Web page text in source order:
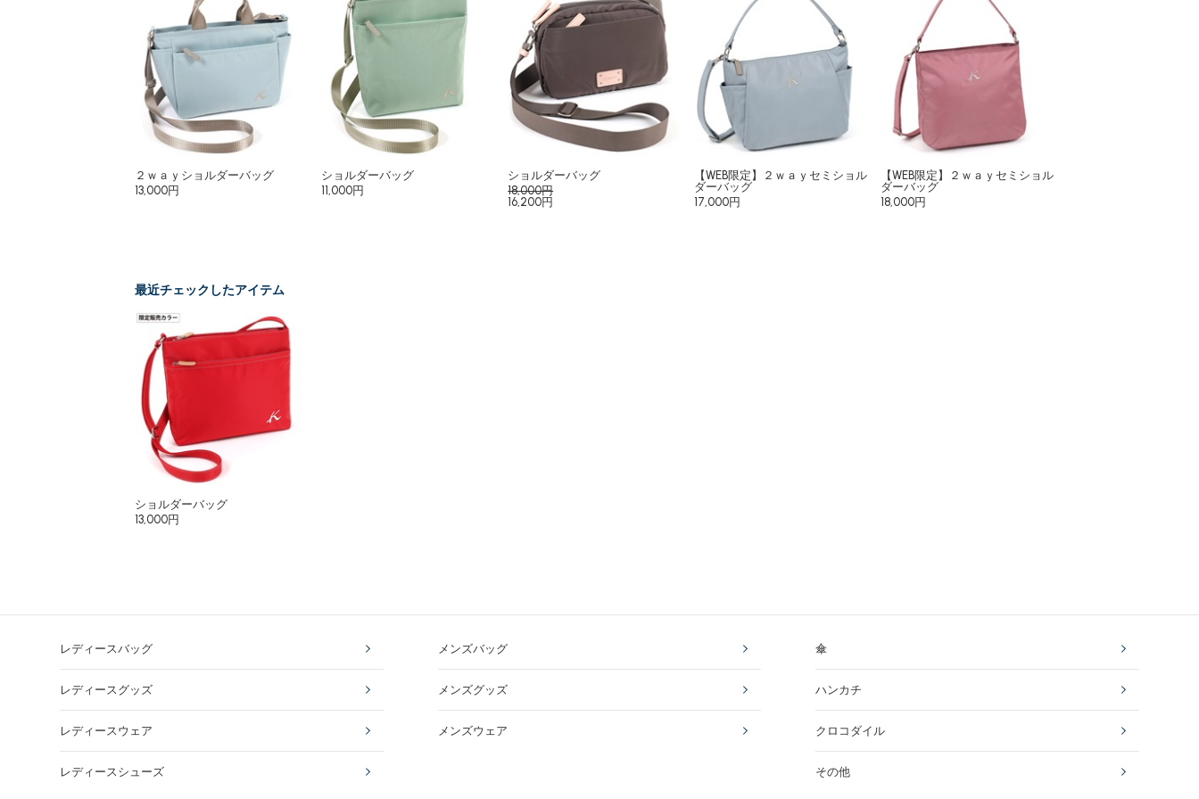
２ｗａｙショルダーバッグ
13,000円
ショルダーバッグ
11,000円
ショルダーバッグ
18,000円
16,200円
【WEB限定】２ｗａｙセミショル
ダーバッグ
17,000円
【WEB限定】２ｗａｙセミショル
ダーバッグ
18,000円
最近チェックしたアイテム
ショルダーバッグ
13,000円
レディースバッグ
レディースグッズ
レディースウェア
レディースシューズ
メンズバッグ
メンズグッズ
メンズウェア
傘
ハンカチ
クロコダイル
その他